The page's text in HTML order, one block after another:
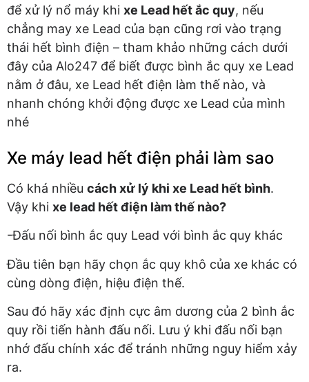
để xử lý nổ máy khi xe Lead hết ắc quy, nếu
chẳng may xe Lead của bạn cũng rơi vào trạng
thái hết bình điện – tham khảo những cách dưới
đây của Alo247 để biết được bình ắc quy xe Lead
nằm ở đâu, xe Lead hết điện làm thế nào, và
nhanh chóng khởi động được xe Lead của mình
nhé
Xe máy lead hết điện phải làm sao
Có khá nhiều cách xử lý khi xe Lead hết bình.
Vậy khi xe lead hết điện làm thế nào?
-Đấu nối bình ắc quy Lead với bình ắc quy khác
Đầu tiên bạn hãy chọn ắc quy khô của xe khác có
cùng dòng điện, hiệu điện thế.
Sau đó hãy xác định cực âm dương của 2 bình ắc
quy rồi tiến hành đấu nối. Lưu ý khi đấu nối bạn
nhớ đấu chính xác để tránh những nguy hiểm xảy
ra.